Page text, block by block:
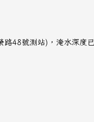
48號測站)，淹水深度